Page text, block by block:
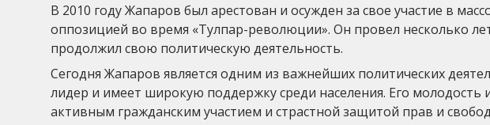
В 2010 году Жапаров был арестован и осужден за свое участие в
оппозицией во время «Тулпар-революции». Он провел несколько
продолжил свою политическую деятельность.
Сегодня Жапаров является одним из важнейших политических
лидер и имеет широкую поддержку среди населения. Его молодость
активным гражданским участием и страстной защитой прав и